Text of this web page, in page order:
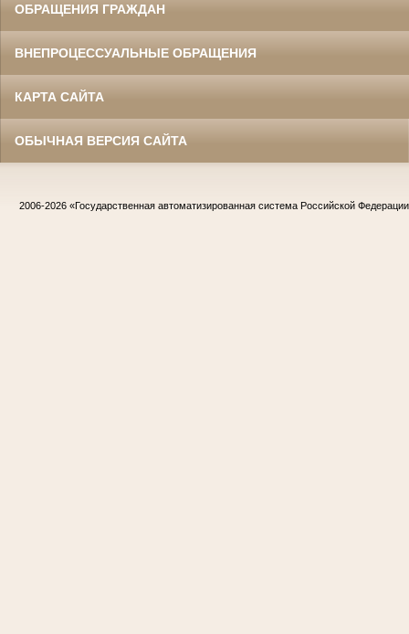
ОБРАЩЕНИЯ ГРАЖДАН
ВНЕПРОЦЕССУАЛЬНЫЕ ОБРАЩЕНИЯ
КАРТА САЙТА
ОБЫЧНАЯ ВЕРСИЯ САЙТА
2006-2026 «Государственная автоматизированная система Российской